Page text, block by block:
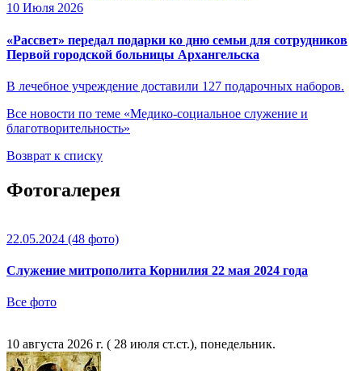
10 Июля 2026
«Рассвет» передал подарки ко дню семьи для сотрудников
Первой городской больницы Архангельска
В лечебное учреждение доставили 127 подарочных наборов.
Все новости по теме «Медико-социальное служение и
благотворительность»
Возврат к списку
Фотогалерея
22.05.2024 (48 фото)
Служение митрополита Корнилия 22 мая 2024 года
Все фото
10 августа 2026 г. ( 28 июля ст.ст.), понедельник.